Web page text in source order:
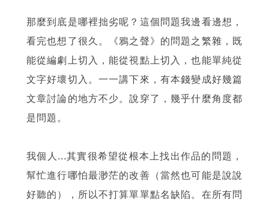
那麼到底是哪裡拙劣呢？這個問題我邊看邊想，
看完也想了很久。《鴉之聲》的問題之繁雜，既
能從編劇上切入，能從視點上切入，也能單純從
文字好壞切入。一一講下來，有本錢變成好幾篇
文章討論的地方不少。說穿了，幾乎什麼角度都
是問題。
我個人...其實很希望從根本上找出作品的問題，
幫忙進行哪怕最渺茫的改善（當然也可能是說說
好聽的），所以不打算單單點名缺陷。在所有問